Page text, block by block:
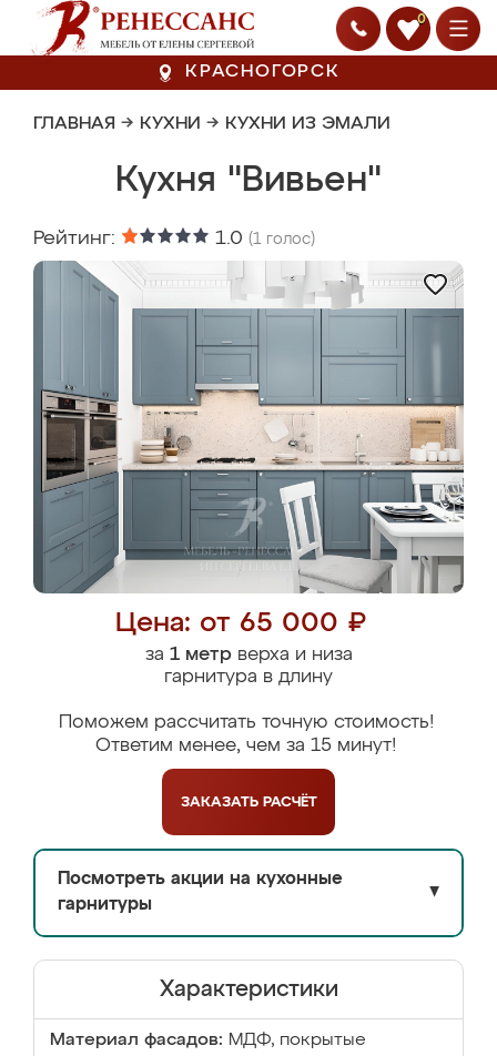
0
КРАСНОГОРСК
ГЛАВНАЯ → КУХНИ → КУХНИ ИЗ ЭМАЛИ
Кухня "Вивьен"
Рейтинг: 1.0 (1 голос)
Цена: от 65 000 ₽
за 1 метрверха и низа
гарнитура в длину
Поможем рассчитать точную стоимость!
Ответим менее, чем за 15 минут!
ЗАКАЗАТЬ РАСЧЁТ
Посмотреть акции на кухонные
гарнитуры
▼
Характеристики
Материал фасадов: МДФ, покрытые